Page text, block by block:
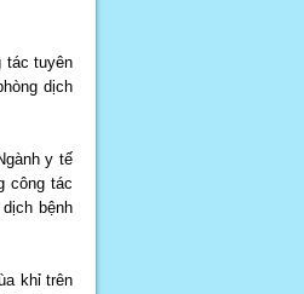
tác tuyên
dịch
y tế
công tác
bệnh
khỉ trên